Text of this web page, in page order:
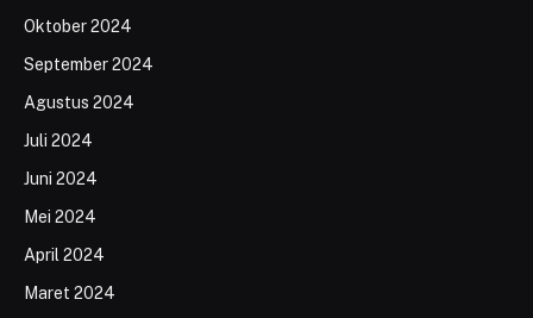
Oktober 2024
September 2024
Agustus 2024
Juli 2024
Juni 2024
Mei 2024
April 2024
Maret 2024